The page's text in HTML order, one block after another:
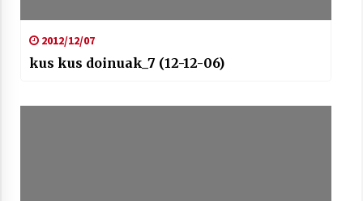
2012/12/07
kus kus doinuak_7 (12-12-06)